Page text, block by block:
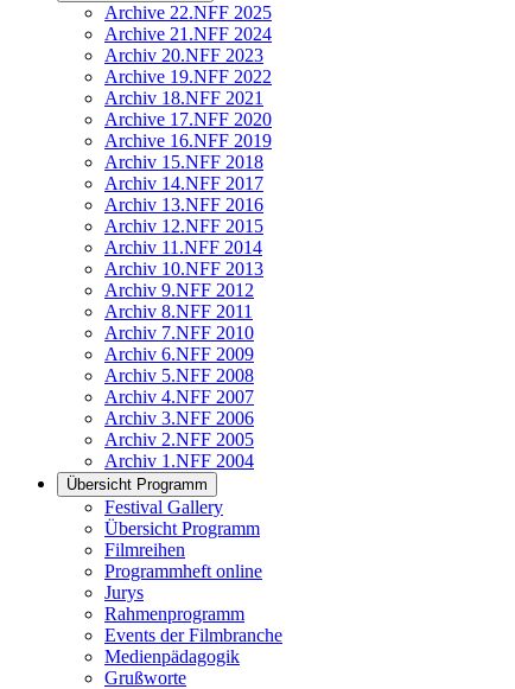
Archive 22.NFF 2025
Archive 21.NFF 2024
Archiv 20.NFF 2023
Archive 19.NFF 2022
Archiv 18.NFF 2021
Archive 17.NFF 2020
Archive 16.NFF 2019
Archiv 15.NFF 2018
Archiv 14.NFF 2017
Archiv 13.NFF 2016
Archiv 12.NFF 2015
Archiv 11.NFF 2014
Archiv 10.NFF 2013
Archiv 9.NFF 2012
Archiv 8.NFF 2011
Archiv 7.NFF 2010
Archiv 6.NFF 2009
Archiv 5.NFF 2008
Archiv 4.NFF 2007
Archiv 3.NFF 2006
Archiv 2.NFF 2005
Archiv 1.NFF 2004
Übersicht Programm
Festival Gallery
Übersicht Programm
Filmreihen
Programmheft online
Jurys
Rahmenprogramm
Events der Filmbranche
Medienpädagogik
Grußworte